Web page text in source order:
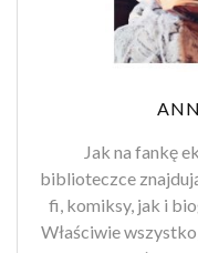
Jak na fankę
biblioteczce
fi, komiksy, jak i
Właściwie